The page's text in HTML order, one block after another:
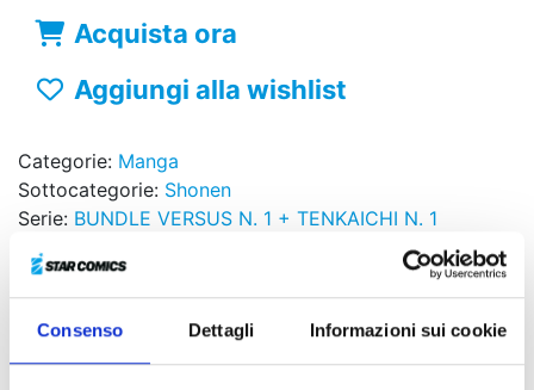
Consenso Dettagli Informazioni sui cookie
Acquista ora
Aggiungi alla wishlist
Categorie: Manga
Sottocategorie: Shonen
Serie: BUNDLE VERSUS N. 1 + TENKAICHI N. 1
Data di pubblicazione:
Formato:12.8x18 , b/n
Pagine:416
Brossurato
Sovraccoperta